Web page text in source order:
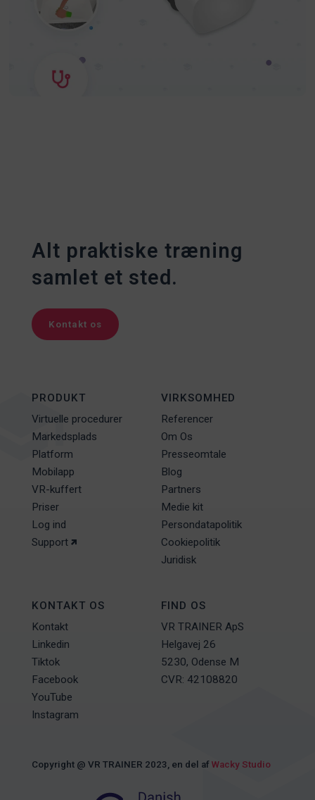
Alt praktiske træning
samlet et sted.
Kontakt os
PRODUKT
Virtuelle procedurer
Markedsplads
Platform
Mobilapp
VR-kuffert
Priser
Log ind
Support
VIRKSOMHED
Referencer
Om Os
Presseomtale
Blog
Partners
Medie kit
Persondatapolitik
Cookiepolitik
Juridisk
KONTAKT OS
Kontakt
Linkedin
Tiktok
Facebook
YouTube
Instagram
FIND OS
VR TRAINER ApS
Helgavej 26
5230, Odense M
CVR: 42108820
Copyright @ VR TRAINER 2023, en del af Wacky Studio